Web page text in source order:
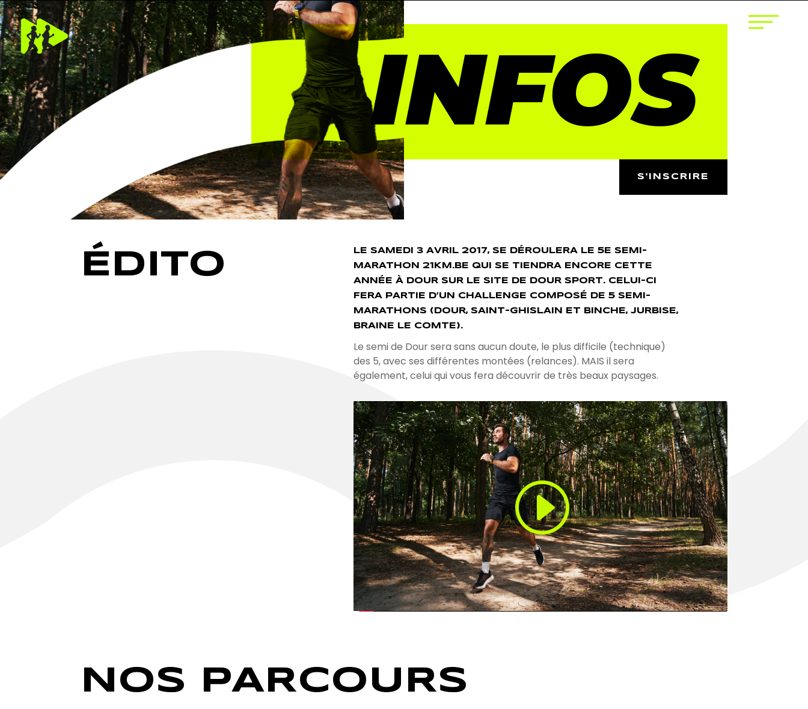
INFOS
S'INSCRIRE
ÉDITO
LE SAMEDI 3 AVRIL 2017, SE DÉROULERA LE 5E SEMI-
MARATHON 21KM.BE QUI SE TIENDRA ENCORE CETTE
ANNÉE À DOUR SUR LE SITE DE DOUR SPORT. CELUI-CI
FERA PARTIE D’UN CHALLENGE COMPOSÉ DE 5 SEMI-
MARATHONS (DOUR, SAINT-GHISLAIN ET BINCHE, JURBISE,
BRAINE LE COMTE).
Le semi de Dour sera sans aucun doute, le plus difficile (technique)
des 5, avec ses différentes montées (relances). MAIS il sera
également, celui qui vous fera découvrir de très beaux paysages.
NOS PARCOURS